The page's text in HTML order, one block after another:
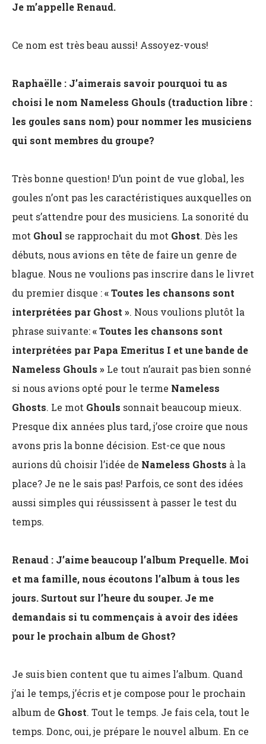
Je m’appelle Renaud.
Ce nom est très beau aussi! Assoyez-vous!
Raphaëlle : J’aimerais savoir pourquoi tu as
choisi le nom Nameless Ghouls (traduction libre :
les goules sans nom) pour nommer les musiciens
qui sont membres du groupe?
Très bonne question! D’un point de vue global, les
goules n’ont pas les caractéristiques auxquelles on
peut s’attendre pour des musiciens. La sonorité du
mot Ghoul se rapprochait du mot Ghost. Dès les
débuts, nous avions en tête de faire un genre de
blague. Nous ne voulions pas inscrire dans le livret
du premier disque :« Toutes les chansons sont
interprétées par Ghost ». Nous voulions plutôt la
phrase suivante:« Toutes les chansons sont
interprétées par Papa Emeritus I et une bande de
Nameless Ghouls » Le tout n’aurait pas bien sonné
si nous avions opté pour le terme Nameless
Ghosts. Le mot Ghouls sonnait beaucoup mieux.
Presque dix années plus tard, j’ose croire que nous
avons pris la bonne décision. Est-ce que nous
aurions dû choisir l’idée de Nameless Ghosts à la
place? Je ne le sais pas! Parfois, ce sont des idées
aussi simples qui réussissent à passer le test du
temps.
Renaud : J’aime beaucoup l’album Prequelle. Moi
et ma famille, nous écoutons l’album à tous les
jours. Surtout sur l’heure du souper. Je me
demandais si tu commençais à avoir des idées
pour le prochain album de Ghost?
Je suis bien content que tu aimes l’album. Quand
j’ai le temps, j’écris et je compose pour le prochain
album de Ghost. Tout le temps. Je fais cela, tout le
temps. Donc, oui, je prépare le nouvel album. En ce